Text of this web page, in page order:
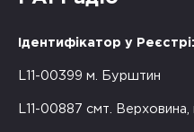
Ідентифікатор у Реєстрі:
L11-00399 м. Бурштин
L11-00887 смт. Верховина,